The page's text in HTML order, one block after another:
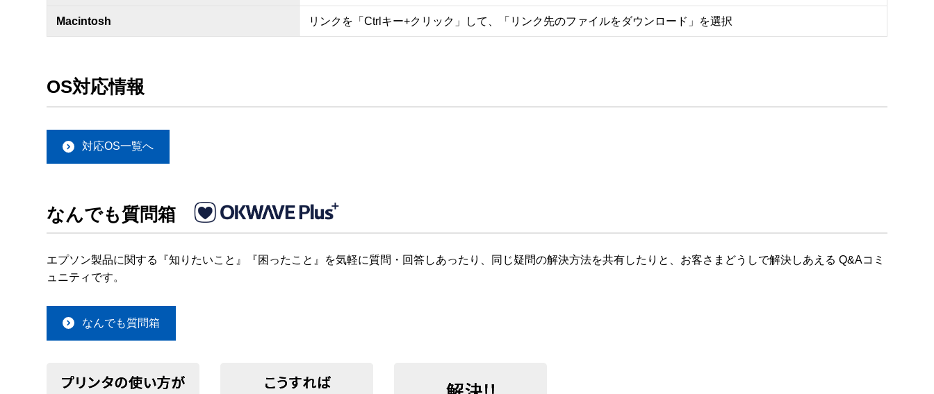
Macintosh リンクを「Ctrlキー+クリック」して、「リンク先のファイルをダウンロード」を選択
OS対応情報
対応OS一覧へ
なんでも質問箱
エプソン製品に関する『知りたいこと』『困ったこと』を気軽に質問・回答しあったり、同じ疑問の解決方法を共有したりと、お客さまどうしで解決しあえる Q&Aコミ
ュニティです。
なんでも質問箱